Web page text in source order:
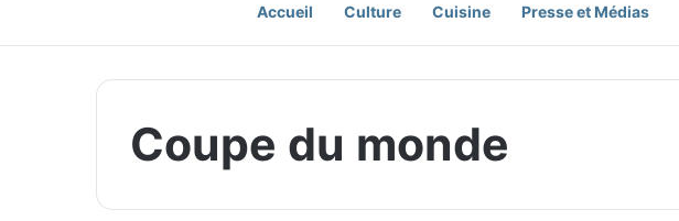
Accueil Culture Cuisine Presse et Médias
Coupe du monde